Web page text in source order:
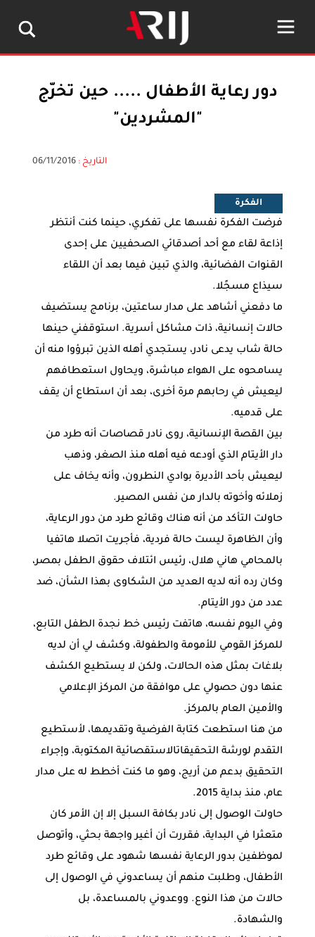
دور رعاية الأطفال ..... حين تخرّج
"المشردين"
التاريخ :06/11/2016
الفكرة
فرضت الفكرة نفسها على تفكري، حينما كنت أنتظر
إذاعة لقاء مع أحد أصدقائي الصحفيين على إحدى
القنوات الفضائية، والذي تبين فيما بعد أن اللقاء
سيذاع مسجًلا.
ما دفعني أشاهد على مدار ساعتين، برنامج يستضيف
حالات إنسانية، ذات مشاكل أسرية. استوقفني حينها
حالة شاب يدعى نادر، يستجدي أهله الذين تبرؤوا منه أن
يسامحوه على الهواء مباشرة، ويحاول استعطافهم
ليعيش في رحابهم مرة أخرى، بعد أن استطاع أن يقف
على قدميه.
بين القصة الإنسانية، روى نادر قصاصات أنه طرد من
دار الأيتام الذي أودعه فيه أهله منذ الصغر، وذهب
ليعيش بأحد الأديرة بوادي النطرون، وأنه يخاف على
زملائه وأخوته بالدار من نفس المصير.
حاولت التأكد من أنه هناك وقائع طرد من دور الرعاية،
وأن الظاهرة ليست حالة فردية، فأجريت اتصلا هاتفيا
بالمحامي هاني هلال، رئيس ائتلاف حقوق الطفل بمصر،
وكان رده أنه لديه العديد من الشكاوى بهذا الشأن، ضد
عدد من دور الأيتام.
وفي اليوم نفسه، هاتفت رئيس خط نجدة الطفل التابع،
للمركز القومي للأمومة والطفولة، وكشف لي أن لديه
بلاغات بمثل هذه الحالات، ولكن لا يستطيع الكشف
عنها دون حصولي على موافقة من المركز الإعلامي
والأمين العام بالمركز.
من هنا استطعت كتابة الفرضية وتقديمها، لأستطيع
التقدم لورشة التحقيقاتالاستقصائية المكتوبة، وإجراء
التحقيق بدعم من أريج، وهو ما كنت أخطط له على مدار
عام، منذ بداية 2015.
حاولت الوصول إلى نادر بكافة السبل إلا إن الأمر كان
متعثرا في البداية، فقررت أن أغير واجهة بحثي، وأتوصل
لموظفين بدور الرعاية نفسها شهود على وقائع طرد
الأطفال، وطلبت منهم أن يساعدوني في الوصول إلى
حالات من هذا النوع. ووعدوني بالمساعدة، بل
والشهادة.